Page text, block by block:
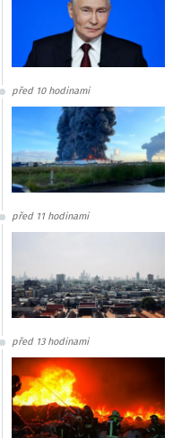
před 10 hodinami
před 11 hodinami
před 13 hodinami